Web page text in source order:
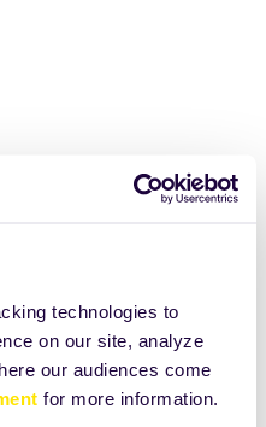
technologies to
on our site, analyze
our audiences come
for more information.
Chiajna, Jud Ilfov.